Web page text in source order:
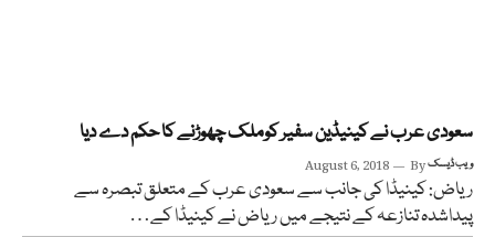
سعودی عرب نے کینیڈین سفیر کوملک چھوڑنے کا حکم دے دیا
August 6, 2018 Byویب ڈیسک
ریاض: کینیڈا کی جانب سے سعودی عرب کے متعلق تبصرہ سے
پیداشدہ تنازعہ کے نتیجے میں ریاض نے کینیڈا کے…